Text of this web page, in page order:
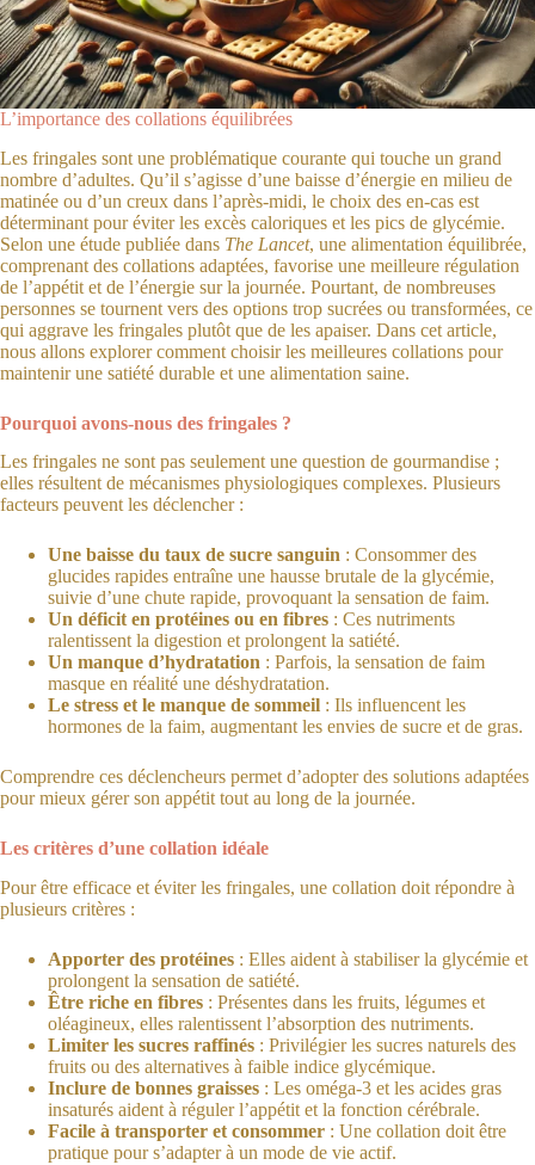
L’importance des collations équilibrées
Les fringales sont une problématique courante qui touche un grand
nombre d’adultes. Qu’il s’agisse d’une baisse d’énergie en milieu de
matinée ou d’un creux dans l’après-midi, le choix des en-cas est
déterminant pour éviter les excès caloriques et les pics de glycémie.
Selon une étude publiée dans The Lancet, une alimentation équilibrée,
comprenant des collations adaptées, favorise une meilleure régulation
de l’appétit et de l’énergie sur la journée. Pourtant, de nombreuses
personnes se tournent vers des options trop sucrées ou transformées, ce
qui aggrave les fringales plutôt que de les apaiser. Dans cet article,
nous allons explorer comment choisir les meilleures collations pour
maintenir une satiété durable et une alimentation saine.
Pourquoi avons-nous des fringales ?
Les fringales ne sont pas seulement une question de gourmandise ;
elles résultent de mécanismes physiologiques complexes. Plusieurs
facteurs peuvent les déclencher :
Une baisse du taux de sucre sanguin : Consommer des
glucides rapides entraîne une hausse brutale de la glycémie,
suivie d’une chute rapide, provoquant la sensation de faim.
Un déficit en protéines ou en fibres : Ces nutriments
ralentissent la digestion et prolongent la satiété.
Un manque d’hydratation : Parfois, la sensation de faim
masque en réalité une déshydratation.
Le stress et le manque de sommeil : Ils influencent les
hormones de la faim, augmentant les envies de sucre et de gras.
Comprendre ces déclencheurs permet d’adopter des solutions adaptées
pour mieux gérer son appétit tout au long de la journée.
Les critères d’une collation idéale
Pour être efficace et éviter les fringales, une collation doit répondre à
plusieurs critères :
Apporter des protéines : Elles aident à stabiliser la glycémie et
prolongent la sensation de satiété.
Être riche en fibres : Présentes dans les fruits, légumes et
oléagineux, elles ralentissent l’absorption des nutriments.
Limiter les sucres raffinés : Privilégier les sucres naturels des
fruits ou des alternatives à faible indice glycémique.
Inclure de bonnes graisses : Les oméga-3 et les acides gras
insaturés aident à réguler l’appétit et la fonction cérébrale.
Facile à transporter et consommer : Une collation doit être
pratique pour s’adapter à un mode de vie actif.